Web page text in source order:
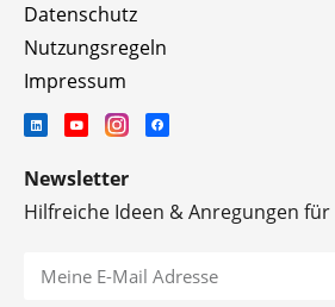
Datenschutz
Nutzungsregeln
Impressum
Newsletter
Hilfreiche Ideen & Anregungen